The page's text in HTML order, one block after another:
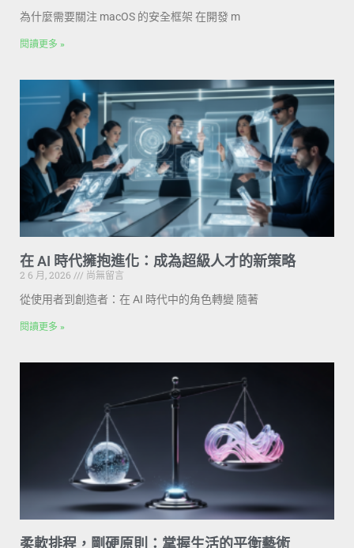
為什麼需要關注 macOS 的安全框架 在開發 m
閱讀更多 »
在 AI 時代擁抱進化：成為超級人才的新策略
2 6 月, 2026
尚無留言
從使用者到創造者：在 AI 時代中的角色轉變 隨著
閱讀更多 »
柔軟排程，剛硬原則：掌握生活的平衡藝術